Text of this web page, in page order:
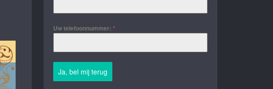
Uw telefoonnummer: *
Ja, bel mij terug